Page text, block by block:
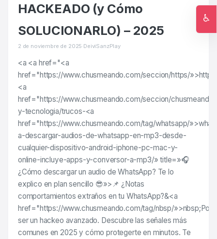
HACKEADO (y Cómo
SOLUCIONARLO) – 2025
2 de noviembre de 2025·DeiviSanzPlay
<a <a href="<a
href="https://www.chusmeando.com/seccion/https/
<a
href="https://www.chusmeando.com/seccion/
y-tecnologia/trucos-<a
href="https://www.chusmeando.com/tag/whatsapp/
a-descargar-audios-de-whatsapp-en-mp3-desde-
cualquier-dispositivo-android-iphone-pc-mac-y-
online-incluye-apps-y-conversor-a-mp3/» title=»🎧
¿Cómo descargar un audio de WhatsApp? Te lo
explico en plan sencillo 😎»>📌 ¿Notas
comportamientos extraños en tu WhatsApp?&<a
href="https://www.chusmeando.com/tag/nbsp/
ser un hackeo avanzado. Descubre las señales más
comunes en 2025 y cómo protegerte en minutos. Te
♿